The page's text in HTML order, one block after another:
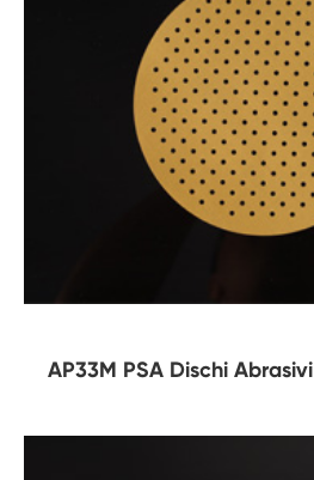
AP33M PSA Dischi Abrasivi